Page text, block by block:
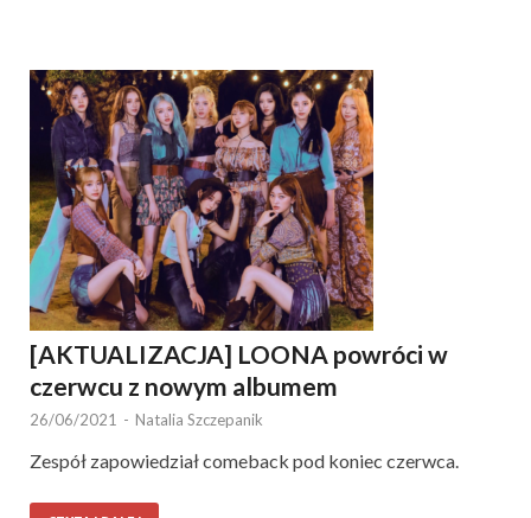
[AKTUALIZACJA] LOONA powróci w
czerwcu z nowym albumem
26/06/2021 - Natalia Szczepanik
Zespół zapowiedział comeback pod koniec czerwca.